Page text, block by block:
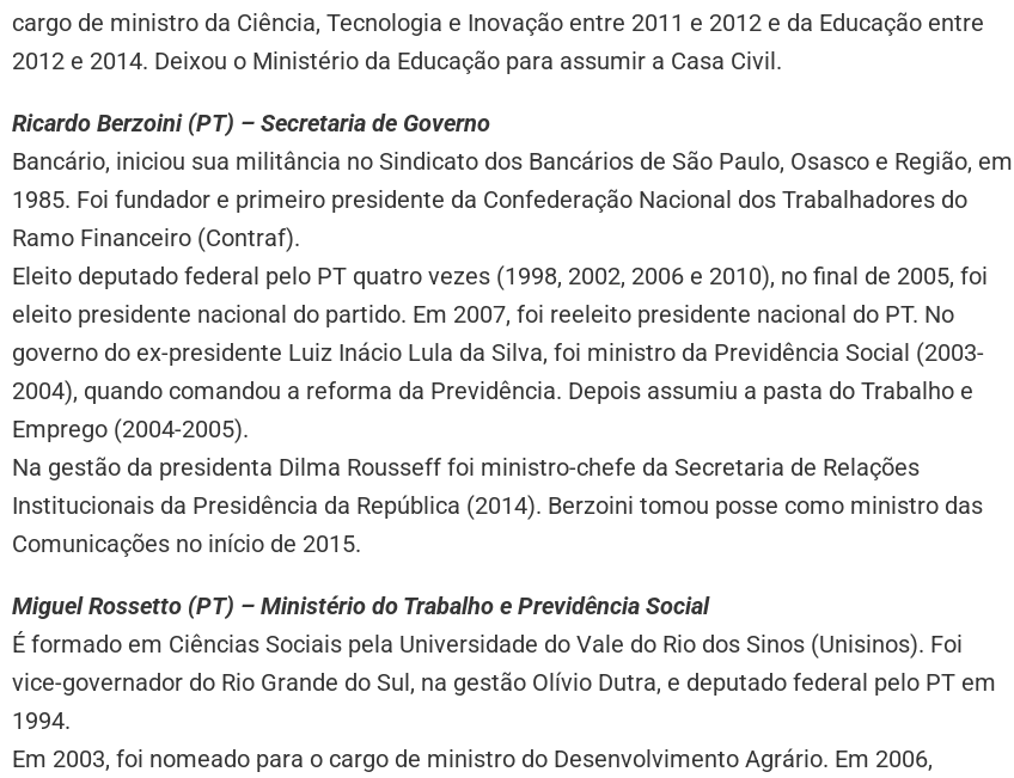
cargo de ministro da Ciência, Tecnologia e Inovação entre 2011 e 2012 e da Educação entre
2012 e 2014. Deixou o Ministério da Educação para assumir a Casa Civil.
Ricardo Berzoini (PT) – Secretaria de Governo
Bancário, iniciou sua militância no Sindicato dos Bancários de São Paulo, Osasco e Região, em
1985. Foi fundador e primeiro presidente da Confederação Nacional dos Trabalhadores do
Ramo Financeiro (Contraf).
Eleito deputado federal pelo PT quatro vezes (1998, 2002, 2006 e 2010), no final de 2005, foi
eleito presidente nacional do partido. Em 2007, foi reeleito presidente nacional do PT. No
governo do ex-presidente Luiz Inácio Lula da Silva, foi ministro da Previdência Social (2003-
2004), quando comandou a reforma da Previdência. Depois assumiu a pasta do Trabalho e
Emprego (2004-2005).
Na gestão da presidenta Dilma Rousseff foi ministro-chefe da Secretaria de Relações
Institucionais da Presidência da República (2014). Berzoini tomou posse como ministro das
Comunicações no início de 2015.
Miguel Rossetto (PT) – Ministério do Trabalho e Previdência Social
É formado em Ciências Sociais pela Universidade do Vale do Rio dos Sinos (Unisinos). Foi
vice-governador do Rio Grande do Sul, na gestão Olívio Dutra, e deputado federal pelo PT em
1994.
Em 2003, foi nomeado para o cargo de ministro do Desenvolvimento Agrário. Em 2006,